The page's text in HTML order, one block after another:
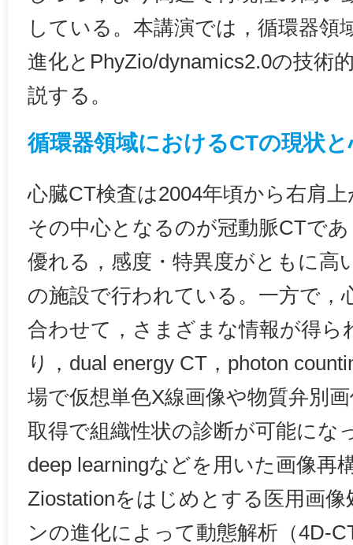
している。本講演では，循環器領
進化とPhyZio/dynamics2.0の技術
説する。
循環器領域におけるCTの現状
心臓CT検査は2004年頃から右肩
その中心となるのが冠動脈CTで
優れる，感度・特異度がともに高
の施設で行われている。一方で，
合わせて，さまざまな情報が得ら
り，dual energy CT，photon
場で仮想単色X線画像や物質弁別
取得で組織性状の診断が可能にな
deep learningなどを用いた画像再
Ziostationをはじめとする医用画
ンの進化によって動態解析（4D-